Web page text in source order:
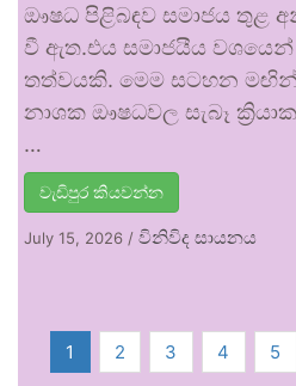
ඖෂධ පිළිබඳව සමාජය තුළ
වී ඇත.එය සමාජයීය වශයෙන්
තත්වයකි. මෙම සටහන මඟින්
නාශක ඖෂධවල සැබෑ
…
වැඩිපුර කියවන්න
July 15, 2026 / විනිවිද සායනය
1 2 3 4 5